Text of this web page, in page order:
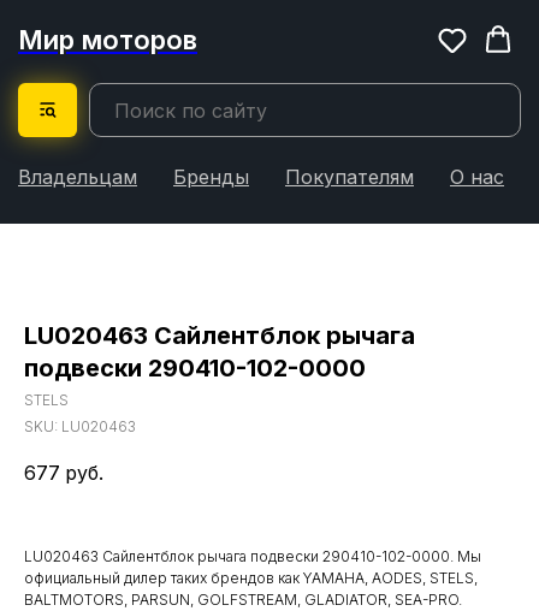
Мир моторов
Владельцам Бренды Покупателям О нас
LU020463 Сайлентблок рычага
подвески 290410-102-0000
STELS
SKU: LU020463
677 руб.
LU020463 Сайлентблок рычага подвески 290410-102-0000. Мы
официальный дилер таких брендов как YAMAHA, AODES, STELS,
BALTMOTORS, PARSUN, GOLFSTREAM, GLADIATOR, SEA-PRO.